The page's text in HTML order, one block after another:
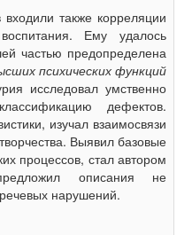
также корреляции
Ему удалось
частью предопределена
психических функций
исследовал умственно
дефектов.
изучал взаимосвязи
Выявил базовые
процессов, стал автором
описания не
нарушений.